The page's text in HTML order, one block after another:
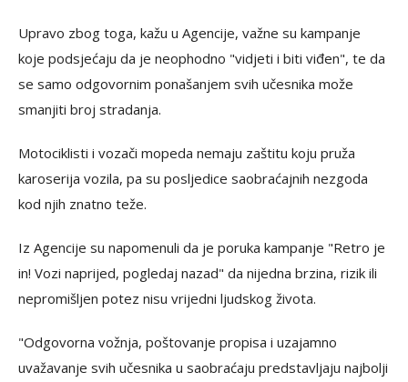
Upravo zbog toga, kažu u Agencije, važne su kampanje
koje podsjećaju da je neophodno "vidjeti i biti viđen", te da
se samo odgovornim ponašanjem svih učesnika može
smanjiti broj stradanja.
Motociklisti i vozači mopeda nemaju zaštitu koju pruža
karoserija vozila, pa su posljedice saobraćajnih nezgoda
kod njih znatno teže.
Iz Agencije su napomenuli da je poruka kampanje "Retro je
in! Vozi naprijed, pogledaj nazad" da nijedna brzina, rizik ili
nepromišljen potez nisu vrijedni ljudskog života.
"Odgovorna vožnja, poštovanje propisa i uzajamno
uvažavanje svih učesnika u saobraćaju predstavljaju najbolji